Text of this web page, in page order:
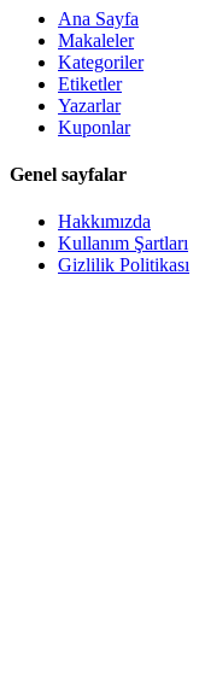
Ana Sayfa
Makaleler
Kategoriler
Etiketler
Yazarlar
Kuponlar
Genel sayfalar
Hakkımızda
Kullanım Şartları
Gizlilik Politikası